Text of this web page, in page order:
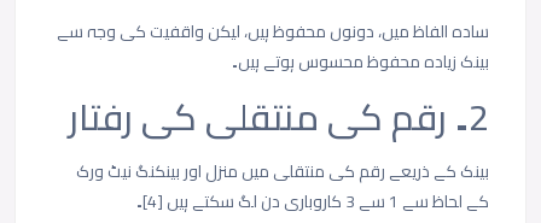
سادہ الفاظ میں، دونوں محفوظ ہیں، لیکن واقفیت کی وجہ سے
بینک زیادہ محفوظ محسوس ہوتے ہیں۔
2۔ رقم کیمنتقلیکیرفتار
بینککےذریعےرقمکیمنتقلیمیںمنزلاوربینکنگنیٹورک
کےلحاظسے سے کاروباریدنلگسکتےہیں[4] ۔